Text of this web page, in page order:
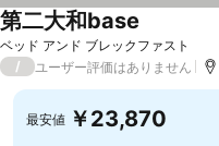
ベッド アンド ブレックファスト
第二大和base
/ ユーザー評価はありません
最安値 ￥23,870